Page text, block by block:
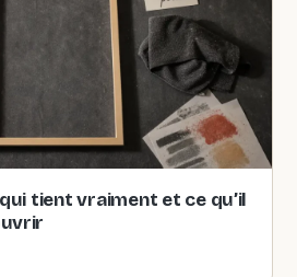
tient vraiment et ce qu’il